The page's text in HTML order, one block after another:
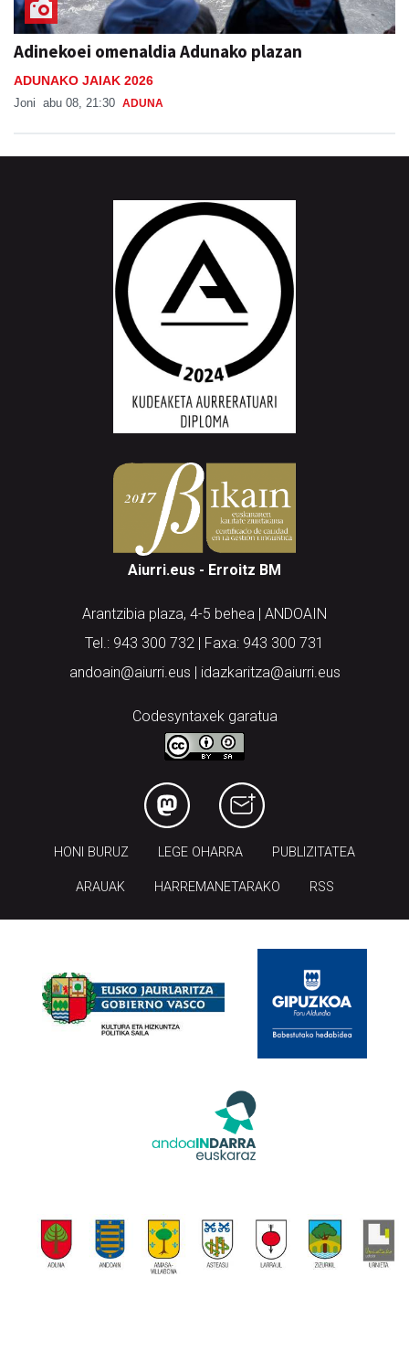
Adinekoei omenaldia Adunako plazan
ADUNAKO JAIAK 2026
Joni abu 08, 21:30 ADUNA
Aiurri.eus - Erroitz BM
Arantzibia plaza, 4-5 behea | ANDOAIN
Tel.: 943 300 732 | Faxa: 943 300 731
andoain@aiurri.eus | idazkaritza@aiurri.eus
Codesyntaxek garatua
HONI BURUZ LEGE OHARRA PUBLIZITATEA
ARAUAK HARREMANETARAKO RSS